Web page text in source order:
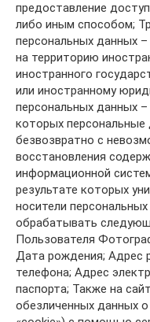
предоставление
либо иным способом;
персональных данных
на территорию
иностранного
или иностранному
персональных данных
которых
безвозвратно с
восстановления
информационной
результате которых
носители
обрабатывать
Пользователя
Дата рождения; Адрес
телефона; Адрес
паспорта; Также на
обезличенных данных